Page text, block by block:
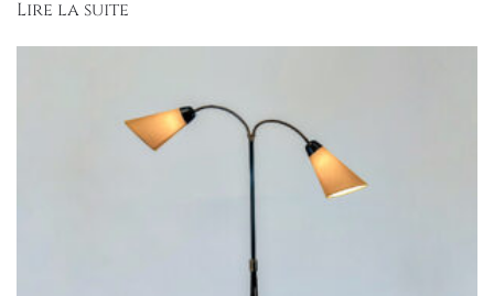
Lire la suite